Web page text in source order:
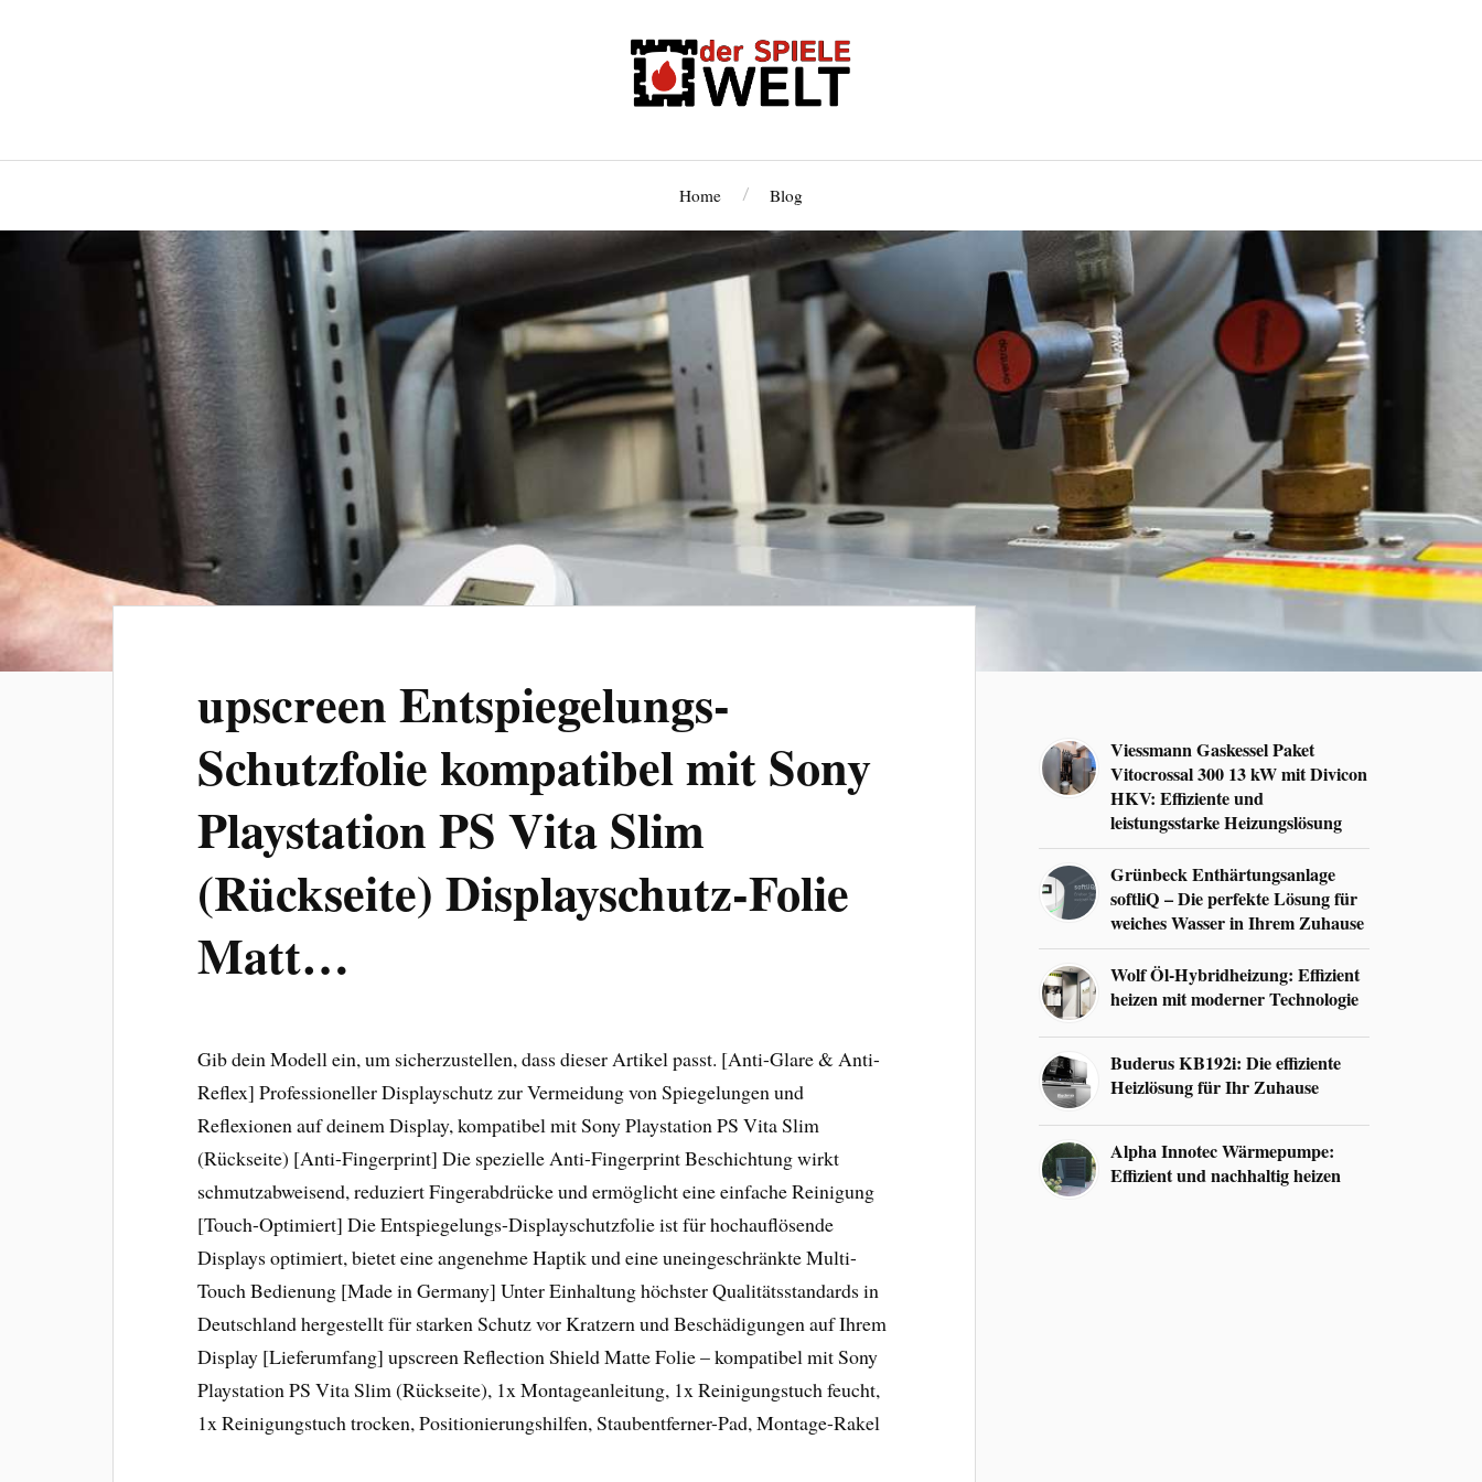
Home Blog
upscreen Entspiegelungs-
Schutzfolie kompatibel mit Sony
Playstation PS Vita Slim
(Rückseite) Displayschutz-Folie
Matt…
Gib dein Modell ein, um sicherzustellen, dass dieser Artikel passt. [Anti-Glare & Anti-
Reflex] Professioneller Displayschutz zur Vermeidung von Spiegelungen und
Reflexionen auf deinem Display, kompatibel mit Sony Playstation PS Vita Slim
(Rückseite) [Anti-Fingerprint] Die spezielle Anti-Fingerprint Beschichtung wirkt
schmutzabweisend, reduziert Fingerabdrücke und ermöglicht eine einfache Reinigung
[Touch-Optimiert] Die Entspiegelungs-Displayschutzfolie ist für hochauflösende
Displays optimiert, bietet eine angenehme Haptik und eine uneingeschränkte Multi-
Touch Bedienung [Made in Germany] Unter Einhaltung höchster Qualitätsstandards in
Deutschland hergestellt für starken Schutz vor Kratzern und Beschädigungen auf Ihrem
Display [Lieferumfang] upscreen Reflection Shield Matte Folie – kompatibel mit Sony
Playstation PS Vita Slim (Rückseite), 1x Montageanleitung, 1x Reinigungstuch feucht,
1x Reinigungstuch trocken, Positionierungshilfen, Staubentferner-Pad, Montage-Rakel
Viessmann Gaskessel Paket
Vitocrossal 300 13 kW mit Divicon
HKV: Effiziente und
leistungsstarke Heizungslösung
Grünbeck Enthärtungsanlage
softliQ – Die perfekte Lösung für
weiches Wasser in Ihrem Zuhause
Wolf Öl-Hybridheizung: Effizient
heizen mit moderner Technologie
Buderus KB192i: Die effiziente
Heizlösung für Ihr Zuhause
Alpha Innotec Wärmepumpe:
Effizient und nachhaltig heizen